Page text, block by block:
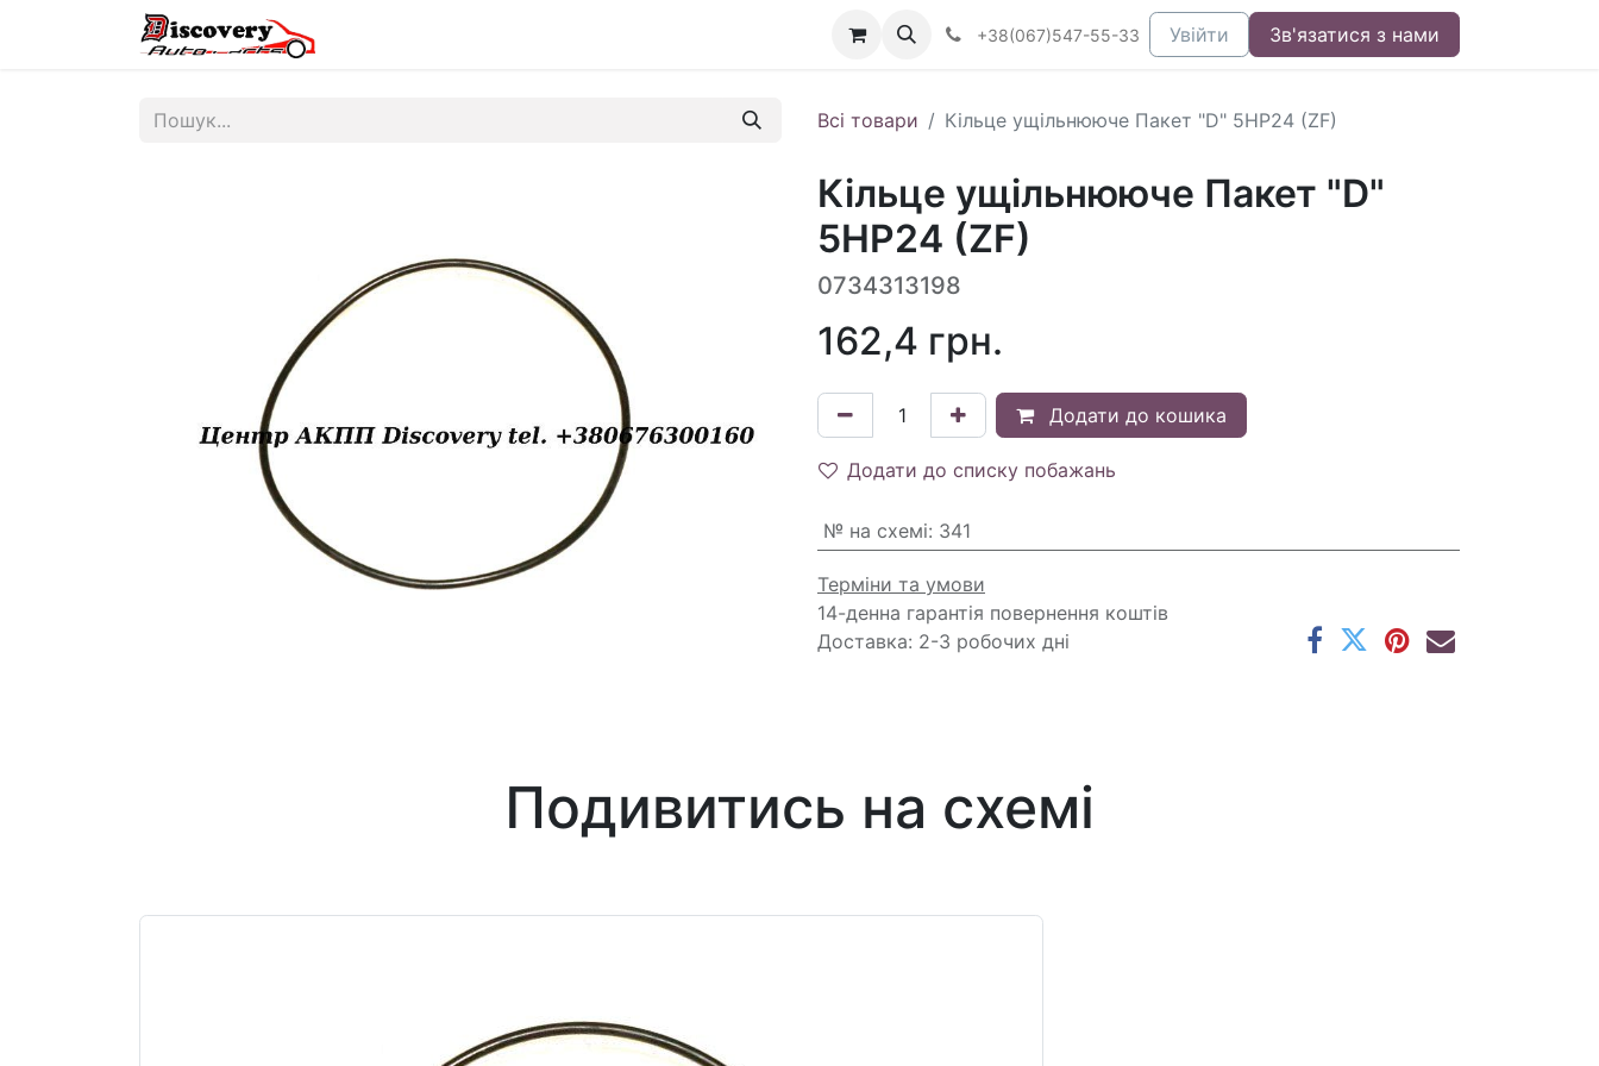
+38(067)547-55-33 Увійти Зв'язатися з нами
Всі товари Кільце ущільнююче Пакет "D" 5HP24 (ZF)
Кільце ущільнююче Пакет "D"
5HP24 (ZF)
0734313198
162,4 грн.
Додати до кошика
Додати до списку побажань
№ на схемі: 341
Терміни та умови
14-денна гарантія повернення коштів
Доставка: 2-3 робочих дні
Подивитись на схемі